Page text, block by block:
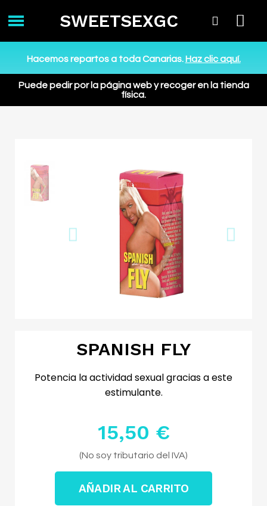
SWEETSEXGC
Hacemos repartos a toda Canarias.Haz clic aquí.
Puede pedir por la página web y recoger en la tienda
física.
SPANISH FLY
Potencia la actividad sexual gracias a este
estimulante.
15,50 €
Impuestos excluidos
(No soy tributario del IVA)
AÑADIR AL CARRITO